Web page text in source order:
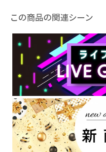
この商品の関連シーン